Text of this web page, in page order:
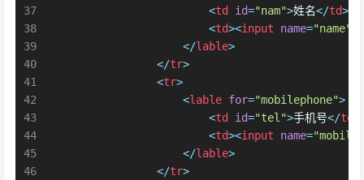
37
38
39
40
41
42
43
44
45
46
<td id="nam">姓名</td>
<td><input name="name"
</lable>
</tr>
<tr>
<lable for="mobilephone">
<td id="tel">手机号</td
<td><input name=
</lable>
</tr>